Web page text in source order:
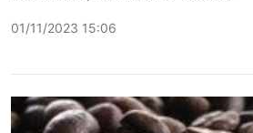
01/11/2023 15:06